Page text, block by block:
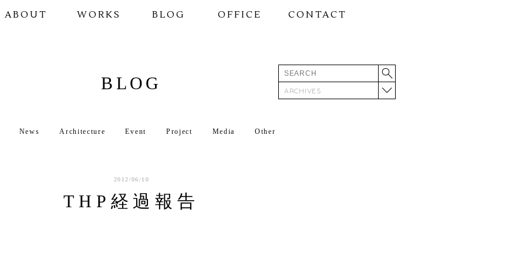
ABOUT WORKS BLOG OFFICE CONTACT
BLOG ARCHIVES
News Architecture Event Project Media Other
2012/06/10
THP経過報告